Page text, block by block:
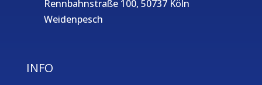
Rennbahnstraße 100, 50737 Köln
Weidenpesch
INFO